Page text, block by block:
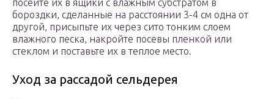
посейте их в ящики с влажным субстратом в
бороздки, сделанные на расстоянии 3-4 см одна от
другой, присыпьте их через сито тонким слоем
влажного песка, накройте посевы пленкой или
стеклом и поставьте их в теплое место.
Уход за рассадой сельдерея